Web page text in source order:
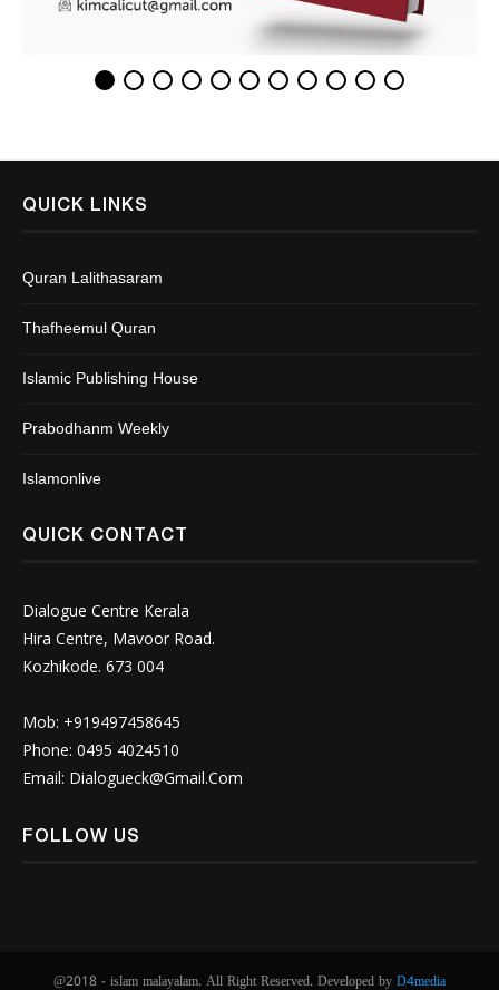
QUICK LINKS
Quran Lalithasaram
Thafheemul Quran
Islamic Publishing House
Prabodhanm Weekly
Islamonlive
QUICK CONTACT
Dialogue Centre Kerala
Hira Centre, Mavoor Road.
Kozhikode. 673 004
Mob: +919497458645
Phone: 0495 4024510
Email: Dialogueck@Gmail.Com
FOLLOW US
@2018 - islam malayalam. All Right Reserved. Developed by D4media